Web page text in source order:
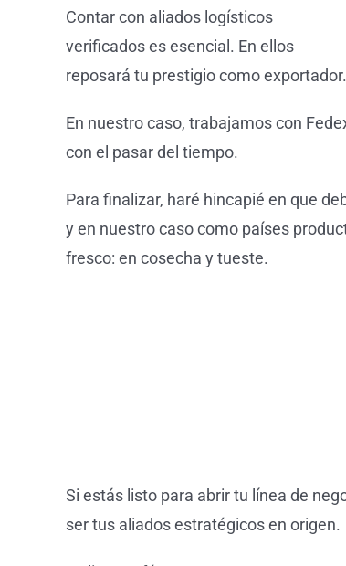
Contar con aliados logísticos
verificados es esencial. En ellos
reposará tu prestigio como exportador.
En nuestro caso, trabajamos con
con el pasar del tiempo.
Para finalizar, haré hincapié en que
y en nuestro caso como países
fresco: en cosecha y tueste.
Si estás listo para abrir tu línea de
ser tus aliados estratégicos en origen.